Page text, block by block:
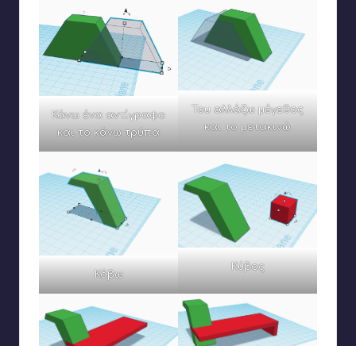
Κάνω ένα αντίγραφο
και το κάνω τρύπα
Του αλλάζω μέγεθος
και το μετακινώ
Κόβω
Κύβος